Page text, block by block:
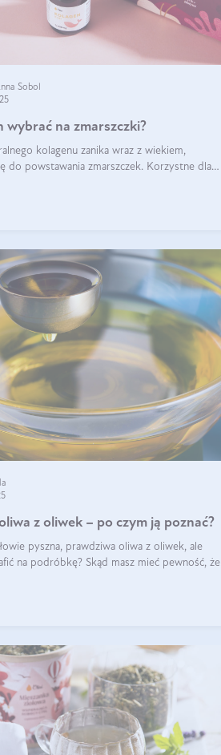
Sobol
wybrać na zmarszczki?
kolagenu zanika wraz z wiekiem,
do powstawania zmarszczek. Korzystne dla
z oliwek – po czym ją poznać?
pyszna, prawdziwa oliwa z oliwek, ale
na podróbkę? Skąd masz mieć pewność, że